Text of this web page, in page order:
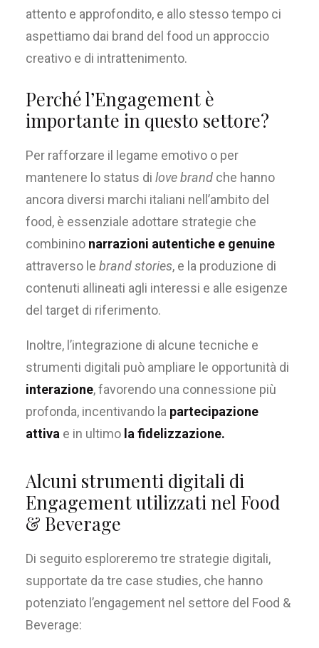
attento e approfondito, e allo stesso tempo ci
aspettiamo dai brand del food un approccio
creativo e di intrattenimento.
Perché l’Engagement è
importante in questo settore?
Per rafforzare il legame emotivo o per
mantenere lo status di love brand che hanno
ancora diversi marchi italiani nell’ambito del
food, è essenziale adottare strategie che
combinino narrazioni autentiche e genuine
attraverso le brand stories, e la produzione di
contenuti allineati agli interessi e alle esigenze
del target di riferimento.
Inoltre, l’integrazione di alcune tecniche e
strumenti digitali può ampliare le opportunità di
interazione, favorendo una connessione più
profonda, incentivando la partecipazione
attiva e in ultimo la fidelizzazione.
Alcuni strumenti digitali di
Engagementutilizzati nel Food
& Beverage
Di seguito esploreremotre strategie digitali,
supportate da tre case studies, che hanno
potenziato l’engagement nel settore del Food &
Beverage: